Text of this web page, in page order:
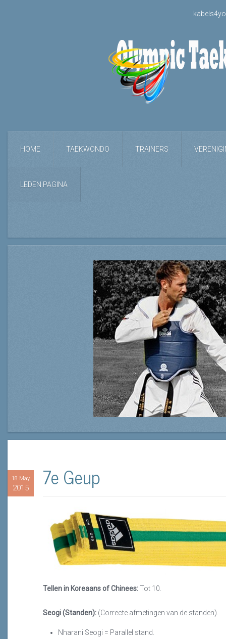
HOME TAEKWONDO TRAINERS
LEDEN PAGINA
18 May
2015 7e Geup
Tellen in Koreaans of Chinees:Tot 10.
Seogi (Standen): (Correcte afmetingen van de standen).
Nharani Seogi = Parallel stand.